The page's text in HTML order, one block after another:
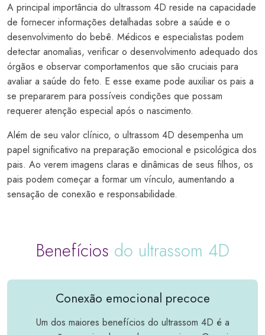
A principal importância do ultrassom 4D reside na capacidade
de fornecer informações detalhadas sobre a saúde e o
desenvolvimento do bebê. Médicos e especialistas podem
detectar anomalias, verificar o desenvolvimento adequado dos
órgãos e observar comportamentos que são cruciais para
avaliar a saúde do feto. E esse exame pode auxiliar os pais a
se prepararem para possíveis condições que possam
requerer atenção especial após o nascimento.
Além de seu valor clínico, o ultrassom 4D desempenha um
papel significativo na preparação emocional e psicológica dos
pais. Ao verem imagens claras e dinâmicas de seus filhos, os
pais podem começar a formar um vínculo, aumentando a
sensação de conexão e responsabilidade.
Benefícios do ultrassom 4D
Conexão emocional precoce
Um dos maiores benefícios do ultrassom 4D é a